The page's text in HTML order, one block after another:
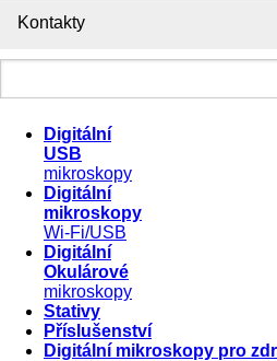
Kontakty
Digitální
USB
mikroskopy
Digitální
mikroskopy
Wi-Fi/USB
Digitální
Okulárové
mikroskopy
Stativy
Příslušenství
Digitální mikroskopy pro